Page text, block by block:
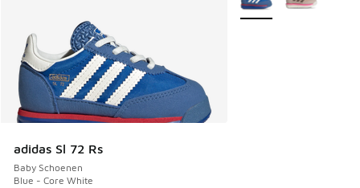
adidas Sl 72 Rs
Baby Schoenen
Blue - Core White